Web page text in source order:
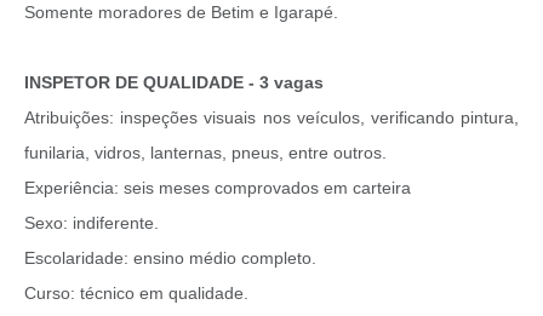
Somente moradores de Betim e Igarapé.
INSPETOR DE QUALIDADE - 3 vagas
Atribuições: inspeções visuais nos veículos, verificando pintura,
funilaria, vidros, lanternas, pneus, entre outros.
Experiência: seis meses comprovados em carteira
Sexo: indiferente.
Escolaridade: ensino médio completo.
Curso: técnico em qualidade.